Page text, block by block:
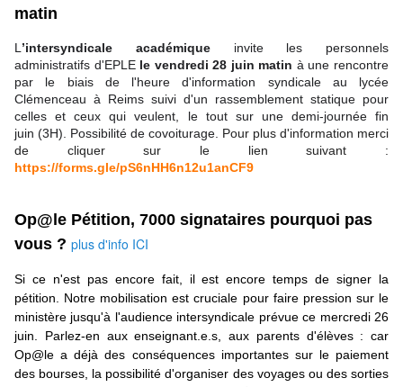
matin
L ’intersyndicale académique
invite les personnels
administratifs d'EPLE le vendredi 28 juin matin à une rencontre
par le biais de l'heure d'information syndicale au lycée
Clémenceau à Reims suivi d'un rassemblement statique pour
celles et ceux qui veulent, le tout sur une demi-journée fin
juin (3H). Possibilité de covoiturage. Pour plus d'information merci
de cliquer sur le lien suivant :
https://forms.gle/pS6nHH6n12u1anCF9
Op@le Pétition, 7000 signataires pourquoi pas
vous ? plus d'info ICI
Si ce n'est pas encore fait, il est encore temps de signer la
pétition. Notre mobilisation est cruciale pour faire pression sur le
ministère jusqu'à l'audience intersyndicale prévue ce mercredi 26
juin. Parlez-en aux enseignant.e.s, aux parents d'élèves : car
Op@le a déjà des conséquences importantes sur le paiement
des bourses, la possibilité d'organiser des voyages ou des sorties